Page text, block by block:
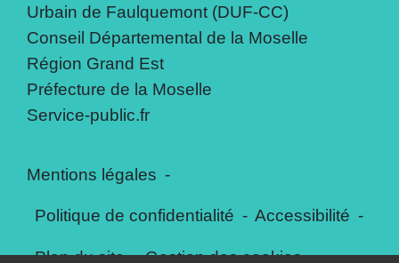
Urbain de Faulquemont (DUF-CC)
Conseil Départemental de la Moselle
Région Grand Est
Préfecture de la Moselle
Service-public.fr
Mentions légales -
Politique de confidentialité - Accessibilité -
Plan du site - Gestion des cookies